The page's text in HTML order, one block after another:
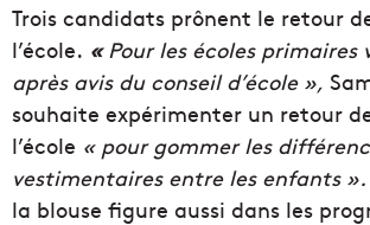
Trois candidats prônent le retour
l’école. « Pour les écoles
après avis du conseil d’école »,
souhaite expérimenter un retour
l’école « pour gommer les
vestimentaires entre les enfants ».
la blouse figure aussi dans les